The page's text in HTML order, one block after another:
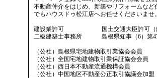
不動産仲介をはじめ、新築やリフォームなど
でもハウスドゥ松江店へお任せくださいませ
建設業許可 国土交通大臣許可（般-
二級建築士事務所 島根県知事（6）第
（公社）島根県宅地建物取引業協会会員
（公社）全国宅地建物取引業保証協会会員
（公社）西日本不動産流通機構会員
（公社）中国地区不動産公正取引協議会加盟